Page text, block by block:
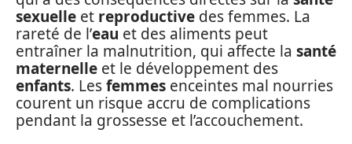
sexuelle et reproductive des femmes. La
rareté de l’eau et des aliments peut
entraîner la malnutrition, qui affecte la santé
maternelle et le développement des
enfants. Lesfemmes enceintes mal nourries
courent un risque accru de complications
pendant la grossesse et l’accouchement.